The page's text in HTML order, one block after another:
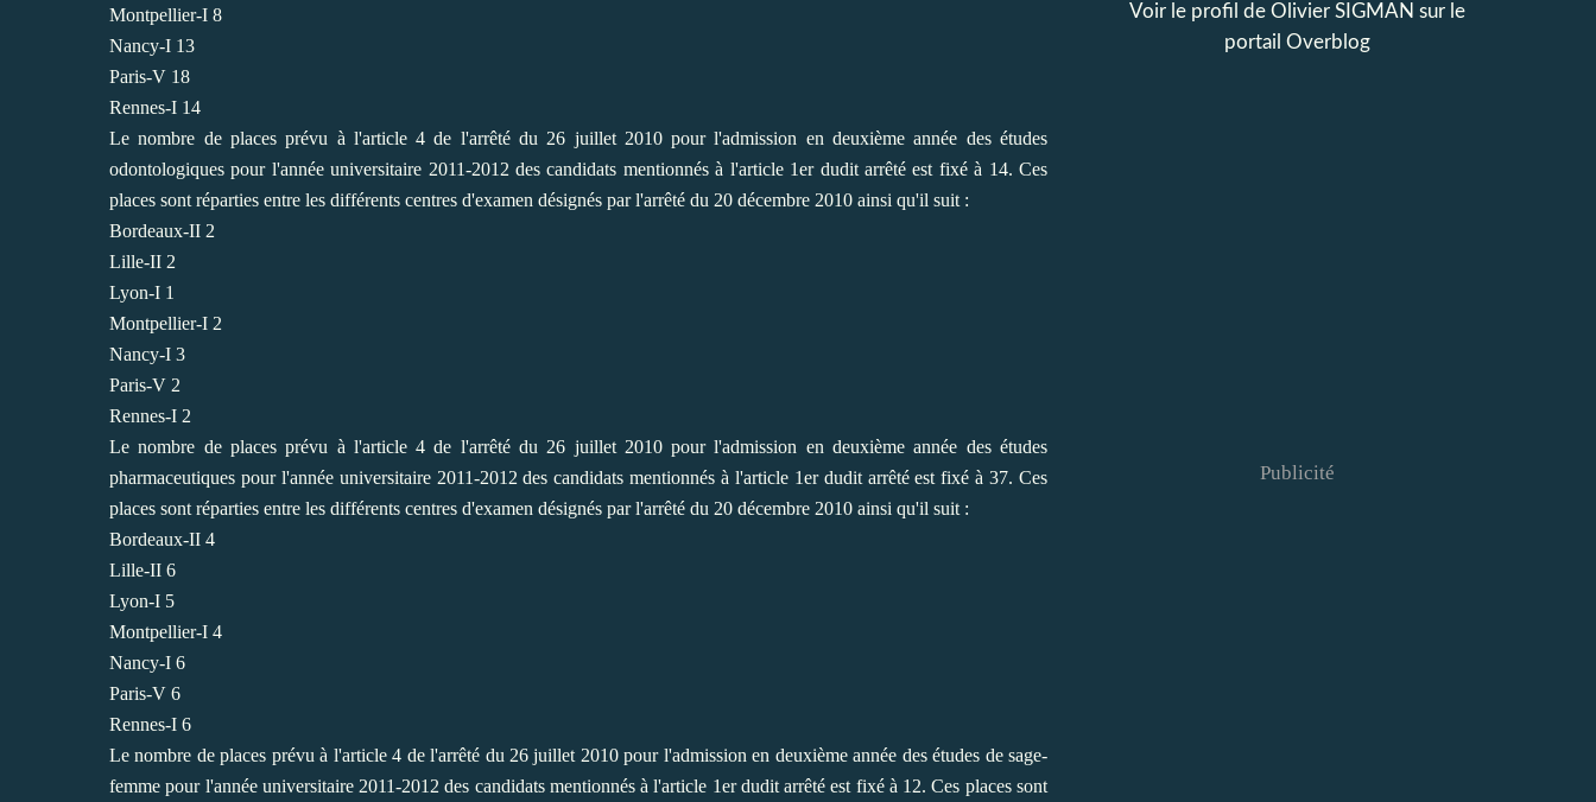
Montpellier-I 8
Nancy-I 13
Paris-V 18
Rennes-I 14
Le nombre de places prévu à l'article 4 de l'arrêté du 26 juillet 2010 pour l'admission en deuxième année des études
odontologiques pour l'année universitaire 2011-2012 des candidats mentionnés à l'article 1er dudit arrêté est fixé à 14. Ces
places sont réparties entre les différents centres d'examen désignés par l'arrêté du 20 décembre 2010 ainsi qu'il suit :
Bordeaux-II 2
Lille-II 2
Lyon-I 1
Montpellier-I 2
Nancy-I 3
Paris-V 2
Rennes-I 2
Le nombre de places prévu à l'article 4 de l'arrêté du 26 juillet 2010 pour l'admission en deuxième année des études
pharmaceutiques pour l'année universitaire 2011-2012 des candidats mentionnés à l'article 1er dudit arrêté est fixé à 37. Ces
places sont réparties entre les différents centres d'examen désignés par l'arrêté du 20 décembre 2010 ainsi qu'il suit :
Bordeaux-II 4
Lille-II 6
Lyon-I 5
Montpellier-I 4
Nancy-I 6
Paris-V 6
Rennes-I 6
Le nombre de places prévu à l'article 4 de l'arrêté du 26 juillet 2010 pour l'admission en deuxième année des études de sage-
femme pour l'année universitaire 2011-2012 des candidats mentionnés à l'article 1er dudit arrêté est fixé à 12. Ces places sont
Voir le profil de Olivier SIGMAN sur le
portail Overblog
Publicité